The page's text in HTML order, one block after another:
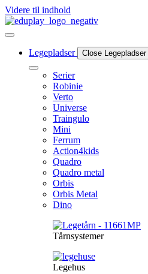
Videre til indhold
Legepladser Close Legepladser
Serier
Robinie
Verto
Universe
Traingulo
Mini
Ferrum
Action4kids
Quadro
Quadro metal
Orbis
Orbis Metal
Dino
Tårnsystemer
Legehus